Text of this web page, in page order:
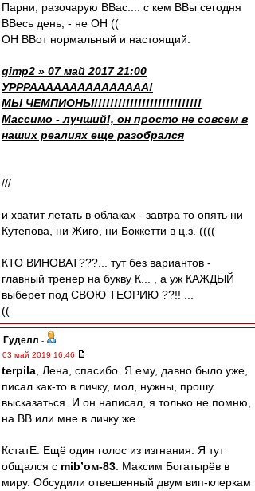
Парни, разочарую ВВас.... с кем ВВы сегодня
ВВесь день, - не ОН ((
ОН ВВот нормальный и настоящий:
gimp2 » 07 май 2017 21:00
УРРРААААААААААААААА!
МЫ ЧЕМПИОНЫ!!!!!!!!!!!!!!!!!!!!!!!!!!!
Массимо - лучший!, он просто не совсем в
наших реалиях еще разобрался
///
и хватит летать в облаках - завтра то опять ни
Кутепова, ни Жиго, ни Боккетти в ц.з. ((((
КТО ВИНОВАТ???... тут без вариантов -
главный тренер на букву К... , а уж КАЖДЫЙ
выберет под СВОЮ ТЕОРИЮ ??!! ...
((
Гуделл -
03 май 2019 16:46
terpila , Лена, спасибо. Я ему, давно было уже,
писал как-то в личку, мол, нужны, прошу
высказаться. И он написал, я только не помню,
на ВВ или мне в личку же.
КстатЕ. Ещё один голос из изгнания. Я тут
общался с mib’ом-83 . Максим Богатырёв в
миру. Обсудили отвешенный двум вип-клеркам